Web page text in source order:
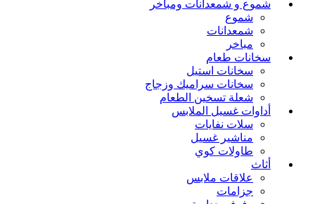
شموع و شمعدانات ومباخر
شموع
شمعدانات
مباخر
سخانات طعام
سخانات استيل
سخانات سراميك وزجاج
شعلة تسخين الطعام
أداوات غسيل الملابس
سلات نفايات
مناشير غسيل
طاولات كوي
أثاث
علاقات ملابس
جزامات